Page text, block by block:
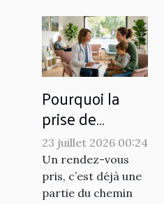
Pourquoi la
prise de
rendez-vous
pèse-t-elle
autant dans la
23 juillet 2026 00:24
Un rendez-vous
pris, c’est déjà une
partie du chemin